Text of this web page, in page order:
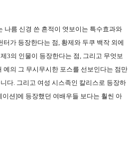
나름 신경 쓴 흔적이 엿보이는 특수효과와
터가 등장한다는 점, 황제와 두쿠 백작 외에
3의 인물이 등장한다는 점, 그리고 무엇보
예의 그 무시무시한 포스를 선보인다는 점만
다. 그리고 여성 시스족인 칼리스로 등장하
션]에 등장했던 여배우들 보다는 훨씬 아